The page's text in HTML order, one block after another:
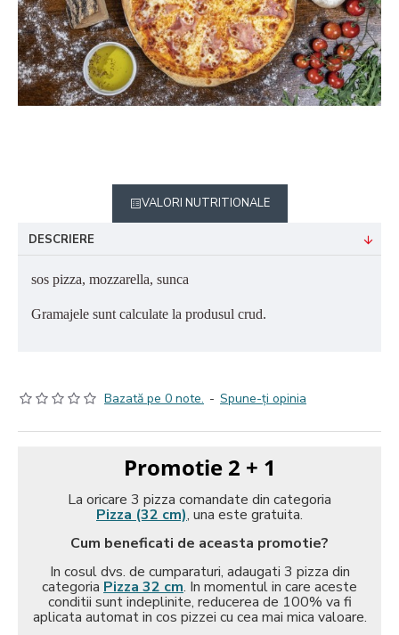
VALORI NUTRITIONALE
DESCRIERE
sos pizza, mozzarella, sunca
Gramajele sunt calculate la produsul crud.
Bazată pe 0 note. - Spune-ţi opinia
Promotie 2 + 1
La oricare 3 pizza comandate din categoria
Pizza (32 cm), una este gratuita.
Cum beneficati de aceasta promotie?
In cosul dvs. de cumparaturi, adaugati 3 pizza din
categoria Pizza 32 cm. In momentul in care aceste
conditii sunt indeplinite, reducerea de 100% va fi
aplicata automat in cos pizzei cu cea mai mica valoare.